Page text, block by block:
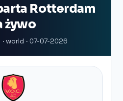
Rotterdam
żywo
world · 07-07-2026